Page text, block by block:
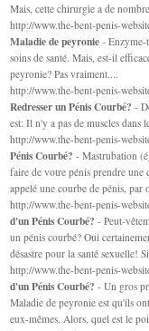
Mais, cette chirurgie a de
http://www.the-bent-penis-
Maladie de peyronie - Enzyme-
soins de santé. Mais, est-il
peyronie? Pas vraiment....
http://www.the-bent-penis-
Redresser un Pénis Courbé? -
est: Il n'y a pas de muscles dans
http://www.the-bent-penis-
Pénis Courbé? - Mastrubation
faire de votre pénis prendre une
appelé une courbe de pénis, par
http://www.the-bent-penis-
d'un Pénis Courbé? - Peut-
un pénis courbé? Oui
désastre pour la santé sexuelle! Si
http://www.the-bent-penis-
d'un Pénis Courbé? - Un gros
Maladie de peyronie est qu'ils
eux-mêmes. Alors, quel est le